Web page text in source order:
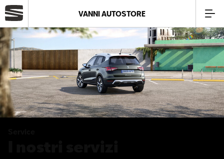
Azienda
Modelli
Offerte
VANNI AUTOSTORE